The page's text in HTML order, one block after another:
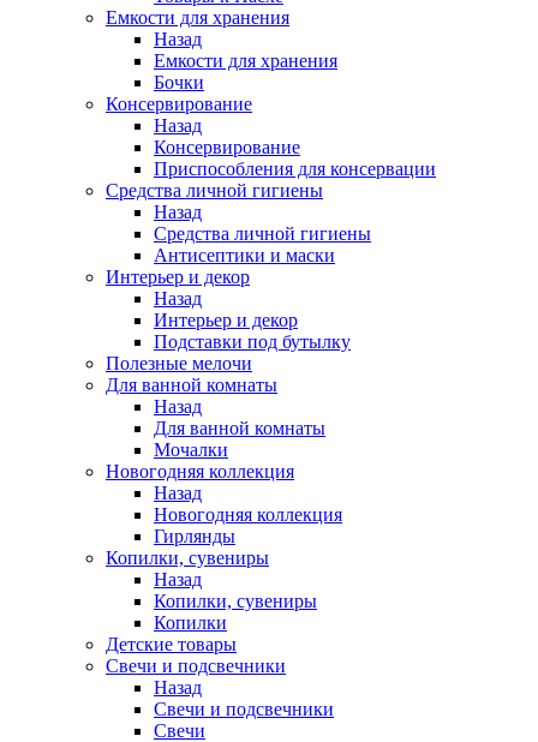
Емкости для хранения
Назад
Емкости для хранения
Бочки
Консервирование
Назад
Консервирование
Приспособления для консервации
Средства личной гигиены
Назад
Средства личной гигиены
Антисептики и маски
Интерьер и декор
Назад
Интерьер и декор
Подставки под бутылку
Полезные мелочи
Для ванной комнаты
Назад
Для ванной комнаты
Мочалки
Новогодняя коллекция
Назад
Новогодняя коллекция
Гирлянды
Копилки, сувениры
Назад
Копилки, сувениры
Копилки
Детские товары
Свечи и подсвечники
Назад
Свечи и подсвечники
Свечи